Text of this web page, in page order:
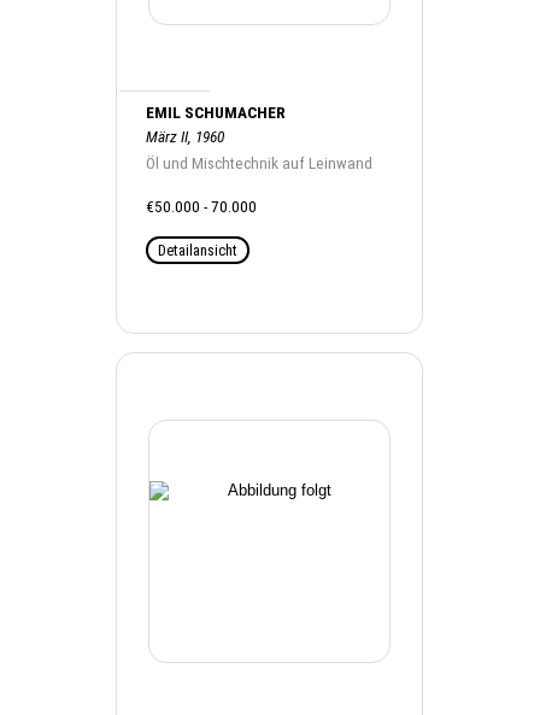
EMIL SCHUMACHER
März II, 1960
Öl und Mischtechnik auf Leinwand
€50.000 - 70.000
Detailansicht